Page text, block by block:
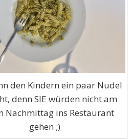
den Kindern ein paar Nudel
denn SIE würden nicht am
Nachmittag ins Restaurant
gehen ;)